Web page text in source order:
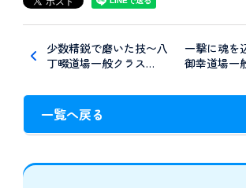
少数精鋭で磨いた技〜八
丁畷道場一般クラス…
一撃に魂を
御幸道場一
一覧へ戻る